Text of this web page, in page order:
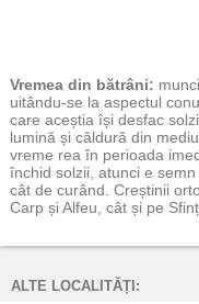
Vremea din bătrâni:
uitându-se la aspectul
care aceștia își desfac
lumină și căldură din
vreme rea în perioada
închid solzii, atunci e
cât de curând. Creștinii
Carp și Alfeu, cât și pe
ALTE LOCALITĂȚI: